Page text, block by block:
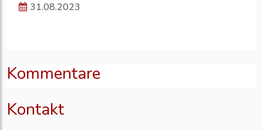
31.08.2023
Kommentare
Kontakt